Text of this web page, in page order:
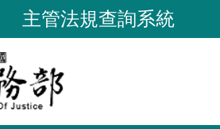
主管法規查詢系統